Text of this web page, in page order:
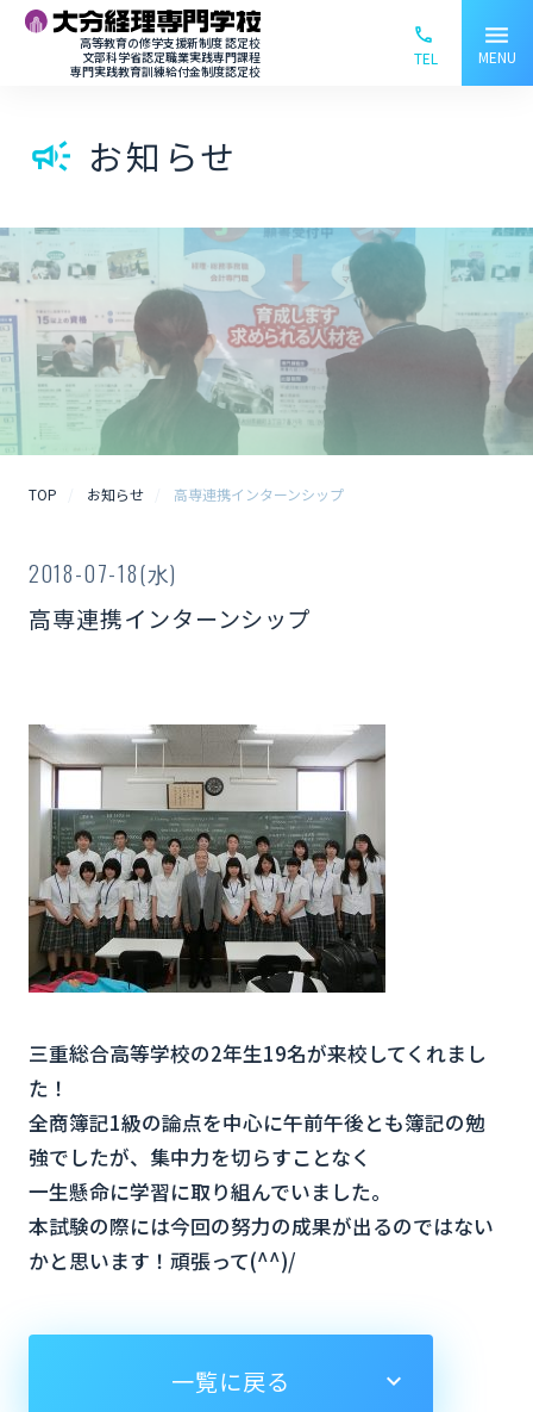
高等教育の修学支援新制度 認定校
文部科学省認定職業実践専門課程
専門実践教育訓練給付金制度認定校
TEL
menu
MENU
campaign お知らせ
TOP お知らせ 高専連携インターンシップ
2018-07-18(水)
高専連携インターンシップ
三重総合高等学校の2年生19名が来校してくれまし
た！
全商簿記1級の論点を中心に午前午後とも簿記の勉
強でしたが、集中力を切らすことなく
一生懸命に学習に取り組んでいました。
本試験の際には今回の努力の成果が出るのではない
かと思います！頑張って(^^)/
一覧に戻る